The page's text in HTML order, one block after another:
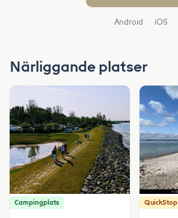
Android iOS
Närliggande platser
Campingplats QuickStop